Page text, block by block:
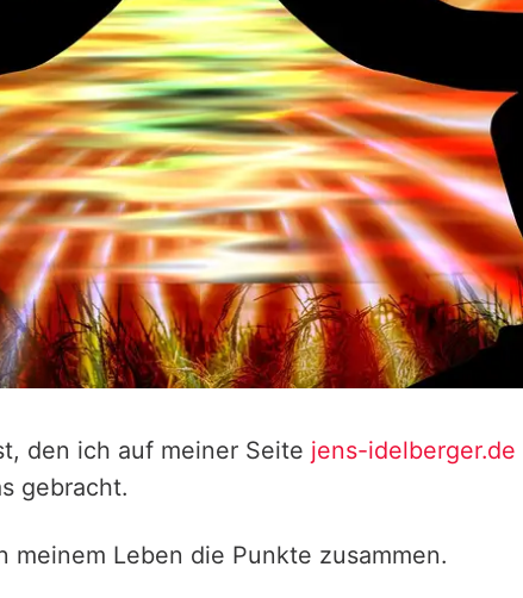
den ich auf meiner Seite jens-idelberger.de
gebracht.
meinem Leben die Punkte zusammen.